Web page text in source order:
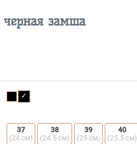
черная замша
37
(24 см)
38
(24.5 см)
39
(25 см)
40
(25.5 см)